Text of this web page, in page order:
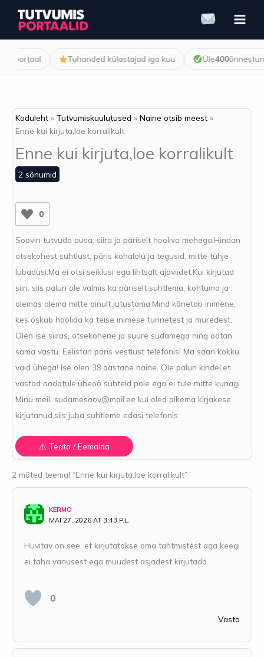
content
Tuhanded külastajad iga kuu Üle400õnnestunud
Koduleht Tutvumiskuulutused
Naine otsib meest
Enne kui kirjuta,loe korralikult
Enne kui kirjuta,loe korralikult
2 sõnumid
0
Soovin tutvuda ausa, siira ja päriselt hooliva mehega.Hindan
otsekohest suhtlust, päris kohalolu ja tegusid, mitte tühje
lubadusi.Ma ei otsi seiklusi ega lihtsalt ajaviidet.Kui kirjutad
siin, siis palun ole valmis ka päriselt suhtlema, kohtuma ja
olemas olema mitte ainult jutustama.Mind kõnetab inimene,
kes oskab hoolida ka teise inimese tunnetest ja muredest.
Olen ise siiras, otsekohene ja suure südamega ning ootan
sama vastu. Eelistan päris vestlust telefonis! Ma saan kokku
vaid ühega! Ise olen 39.aastane naine. Ole palun kindel,et
vastad oodatule.üheöö suhteid pole ega ei tule mitte kunagi.
Minu meil: sudamesoov@mail.ee kui oled pikema kirjakese
kirjutanud,siis juba suhtleme edasi telefonis.
2 mõted teemal “Enne kui kirjuta,loe korralikult”
KERMO
MAI 27, 2026 AT 3:43 P.L.
Huvitav on see, et kirjutatakse oma tahtmistest aga keegi
ei taha vanusest ega muudest asjadest kirjutada.
0
Vasta